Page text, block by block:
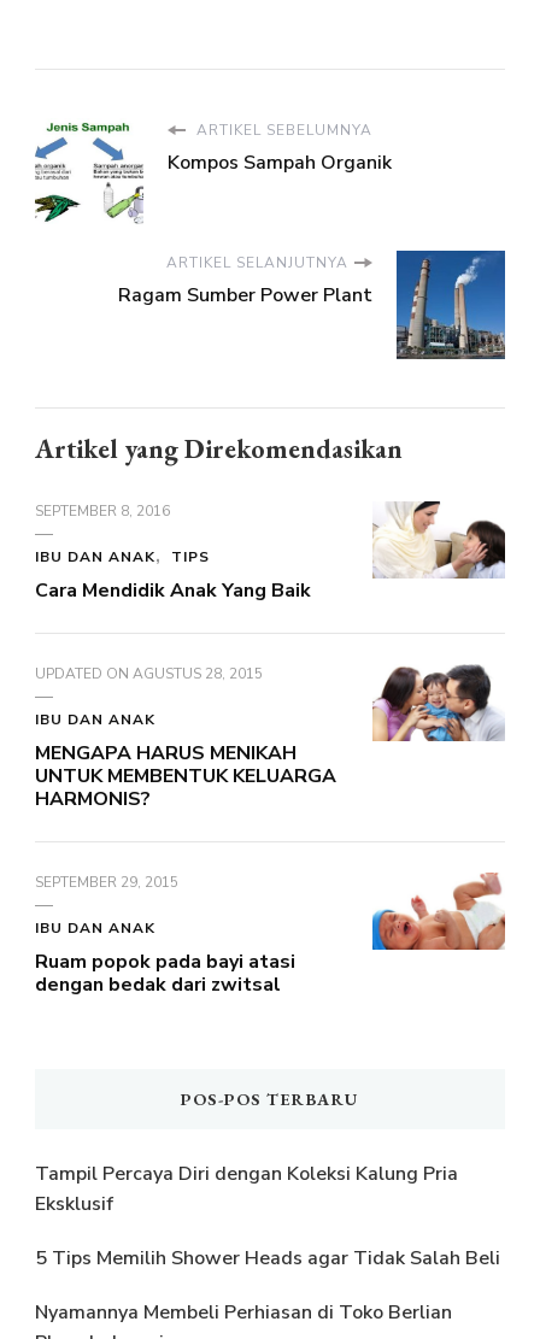
ARTIKEL SEBELUMNYA
Kompos Sampah Organik
ARTIKEL SELANJUTNYA
Ragam Sumber Power Plant
Artikel yang Direkomendasikan
SEPTEMBER 8, 2016
IBU DAN ANAK TIPS
Cara Mendidik Anak Yang Baik
UPDATED ON AGUSTUS 28, 2015
IBU DAN ANAK
MENGAPA HARUS MENIKAH
UNTUK MEMBENTUK KELUARGA
HARMONIS?
SEPTEMBER 29, 2015
IBU DAN ANAK
Ruam popok pada bayi atasi
dengan bedak dari zwitsal
POS-POS TERBARU
Tampil Percaya Diri dengan Koleksi Kalung Pria
Eksklusif
5 Tips Memilih Shower Heads agar Tidak Salah Beli
Nyamannya Membeli Perhiasan di Toko Berlian